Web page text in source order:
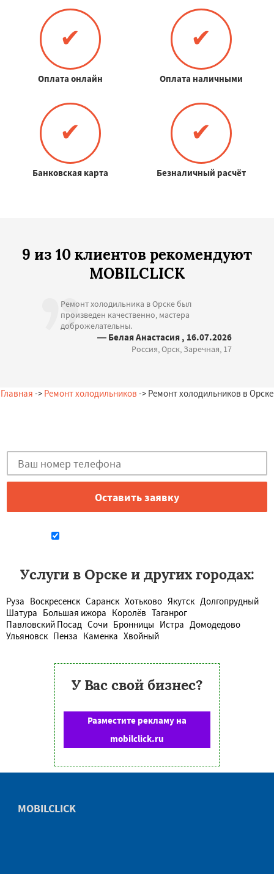
✔
Оплата онлайн
✔
Оплата наличными
✔
Банковская карта
✔
Безналичный расчёт
9 из 10 клиентов рекомендуют
MOBILCLICK
Ремонт холодильника в Орске был
произведен качественно, мастера
доброжелательны.
— Белая Анастасия , 16.07.2026
Россия, Орск, Заречная, 17
Главная -> Ремонт холодильников -> Ремонт холодильников в Орске
Услуги в Орске и других городах:
Руза Воскресенск Саранск Хотьково Якутск Долгопрудный
Шатура Большая ижора Королёв Таганрог
Павловский Посад Сочи Бронницы Истра Домодедово
Ульяновск Пенза Каменка Хвойный
У Вас свой бизнес?
Разместите рекламу на
mobilclick.ru
MOBILCLICK